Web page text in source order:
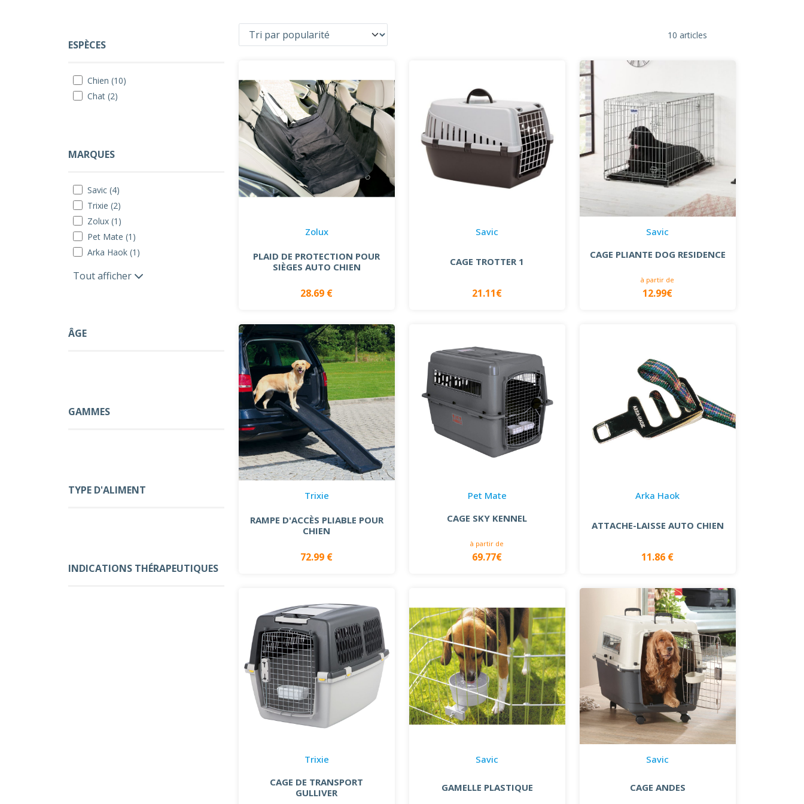
ESPÈCES
Chien (10)
Chat (2)
MARQUES
Savic (4)
Trixie (2)
Zolux (1)
Pet Mate (1)
Arka Haok (1)
Tout afficher
ÂGE
GAMMES
TYPE D'ALIMENT
INDICATIONS THÉRAPEUTIQUES
10 articles
Zolux
PLAID DE PROTECTION POUR
SIÈGES AUTO CHIEN
28.69 €
Savic
CAGE TROTTER 1
21.11€
Savic
CAGE PLIANTE DOG RESIDENCE
à partir de
12.99€
Trixie
RAMPE D'ACCÈS PLIABLE POUR
CHIEN
72.99 €
Pet Mate
CAGE SKY KENNEL
à partir de
69.77€
Arka Haok
ATTACHE-LAISSE AUTO CHIEN
11.86 €
Trixie
CAGE DE TRANSPORT
GULLIVER
Savic
GAMELLE PLASTIQUE
Savic
CAGE ANDES